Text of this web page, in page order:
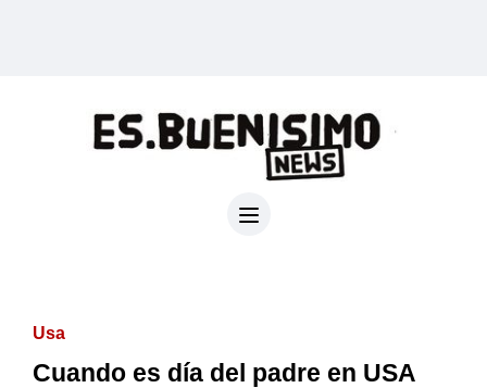
Usa
Cuando es día del padre en USA